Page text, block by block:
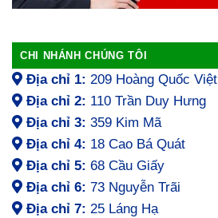
CHI NHÁNH CHÚNG TÔI
Địa chỉ 1: 209 Hoàng Quốc Việt
Địa chỉ 2: 110 Trần Duy Hưng
Địa chỉ 3: 359 Kim Mã
Địa chỉ 4: 18 Cao Bá Quát
Địa chỉ 5: 68 Cầu Giấy
Địa chỉ 6: 73 Nguyễn Trãi
Địa chỉ 7: 25 Láng Hạ